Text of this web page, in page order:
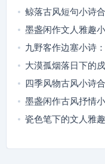
意趣
鲸落古风短句小诗
墨盏闲作文人雅趣
九野客作边塞小诗
大漠孤烟落日下的
四季风物古风小诗
墨盏闲作古风抒情
瓷色笔下的文人雅